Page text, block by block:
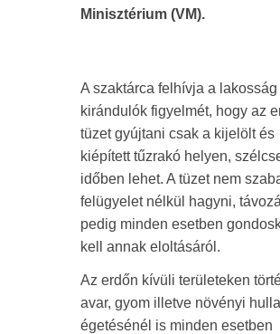
Minisztérium (VM).
A szaktárca felhívja a lakosság
kirándulók figyelmét, hogy az
tüzet gyújtani csak a kijelölt és
kiépített tűzrakó helyen,
időben lehet. A tüzet nem
felügyelet nélkül hagyni,
pedig minden esetben
kell annak eloltásáról.
Az erdőn kívüli területeken
avar, gyom illetve növényi
égetésénél is minden esetben